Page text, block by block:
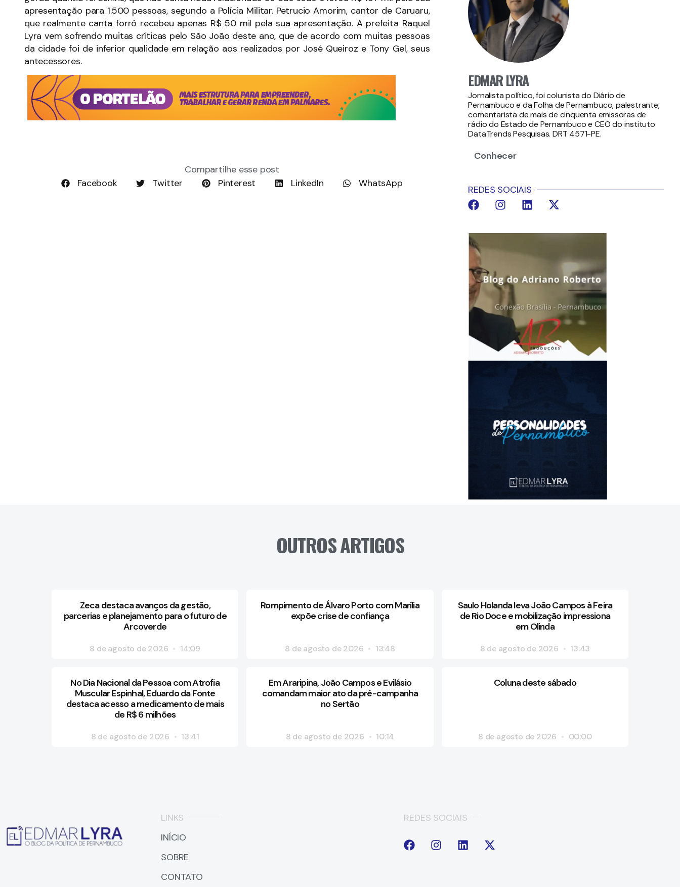
apresentação para 1.500 pessoas, segundo a Polícia Militar. Petrucio Amorim, cantor de Caruaru,
que realmente canta forró recebeu apenas R$ 50 mil pela sua apresentação. A prefeita Raquel
Lyra vem sofrendo muitas críticas pelo São João deste ano, que de acordo com muitas pessoas
da cidade foi de inferior qualidade em relação aos realizados por José Queiroz e Tony Gel, seus
antecessores.
Compartilhe esse post
Facebook
Twitter Pinterest LinkedIn WhatsApp
EDMAR LYRA
Jornalista político, foi colunista do Diário de
Pernambuco e da Folha de Pernambuco, palestrante,
comentarista de mais de cinquenta emissoras de
rádio do Estado de Pernambuco e CEO do instituto
DataTrends Pesquisas. DRT 4571-PE.
Conhecer
REDES SOCIAIS
OUTROS ARTIGOS
Zeca destaca avanços da gestão,
parcerias e planejamento para o futuro de
Arcoverde
8 de agosto de 2026 14:09
Rompimento de Álvaro Porto com Marília
expõe crise de confiança
8 de agosto de 2026 13:48
Saulo Holanda leva João Campos à Feira
de Rio Doce e mobilização impressiona
em Olinda
8 de agosto de 2026 13:43
No Dia Nacional da Pessoa com Atrofia
Muscular Espinhal, Eduardo da Fonte
destaca acesso a medicamento de mais
de R$ 6 milhões
8 de agosto de 2026 13:41
Em Araripina, João Campos e Evilásio
comandam maior ato da pré-campanha
no Sertão
8 de agosto de 2026 10:14
Coluna deste sábado
8 de agosto de 2026 00:00
LINKS
INÍCIO
SOBRE
CONTATO
REDES SOCIAIS